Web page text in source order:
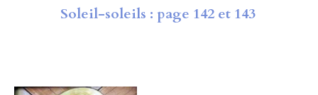
Soleil-soleils : page 142 et 143